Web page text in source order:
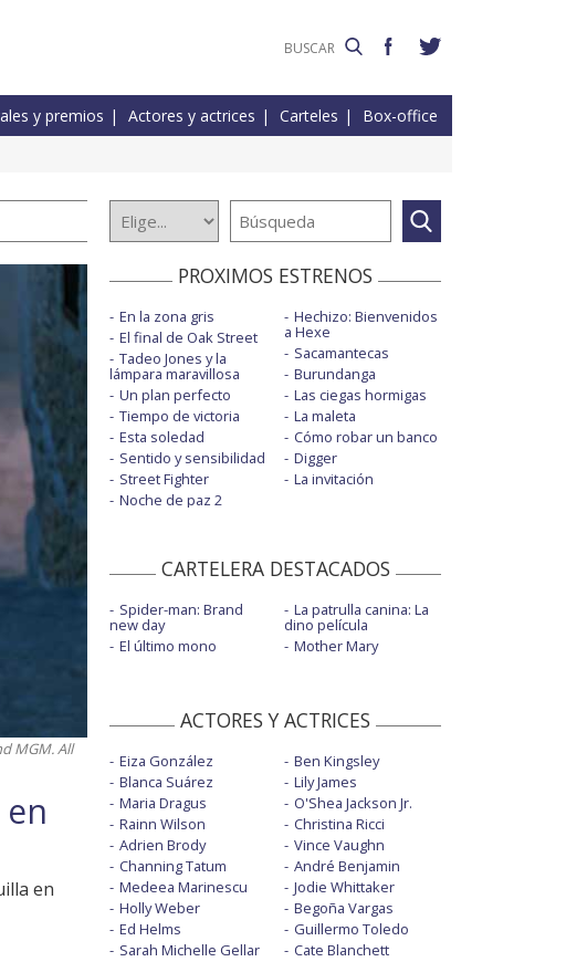
y premios Actores y actrices Carteles Box-office
MGM. All
en
PROXIMOS ESTRENOS
En la zona gris
El final de Oak Street
Tadeo Jones y la
lámpara maravillosa
Un plan perfecto
Tiempo de victoria
Esta soledad
Sentido y sensibilidad
Street Fighter
Noche de paz 2
Hechizo: Bienvenidos
a Hexe
Sacamantecas
Burundanga
Las ciegas hormigas
La maleta
Cómo robar un banco
Digger
La invitación
CARTELERA DESTACADOS
Spider-man: Brand
new day
El último mono
La patrulla canina: La
dino película
Mother Mary
ACTORES Y ACTRICES
Eiza González
Blanca Suárez
Maria Dragus
Rainn Wilson
Adrien Brody
Channing Tatum
Medeea Marinescu
Holly Weber
Ed Helms
Sarah Michelle Gellar
Ben Kingsley
Lily James
O'Shea Jackson Jr.
Christina Ricci
Vince Vaughn
André Benjamin
Jodie Whittaker
Begoña Vargas
Guillermo Toledo
Cate Blanchett